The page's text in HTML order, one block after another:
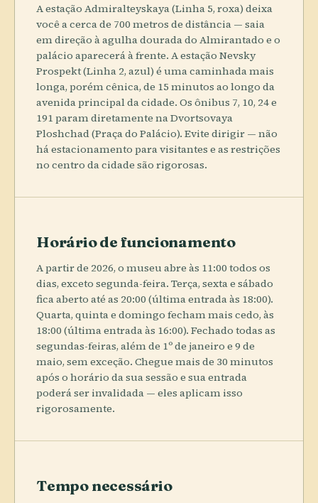
A estação Admiralteyskaya (Linha 5, roxa) deixa
você a cerca de 700 metros de distância — saia
em direção à agulha dourada do Almirantado e o
palácio aparecerá à frente. A estação Nevsky
Prospekt (Linha 2, azul) é uma caminhada mais
longa, porém cênica, de 15 minutos ao longo da
avenida principal da cidade. Os ônibus 7, 10, 24 e
191 param diretamente na Dvortsovaya
Ploshchad (Praça do Palácio). Evite dirigir — não
há estacionamento para visitantes e as restrições
no centro da cidade são rigorosas.
Horário de funcionamento
A partir de 2026, o museu abre às 11:00 todos os
dias, exceto segunda-feira. Terça, sexta e sábado
fica aberto até as 20:00 (última entrada às 18:00).
Quarta, quinta e domingo fecham mais cedo, às
18:00 (última entrada às 16:00). Fechado todas as
segundas-feiras, além de 1º de janeiro e 9 de
maio, sem exceção. Chegue mais de 30 minutos
após o horário da sua sessão e sua entrada
poderá ser invalidada — eles aplicam isso
rigorosamente.
Tempo necessário